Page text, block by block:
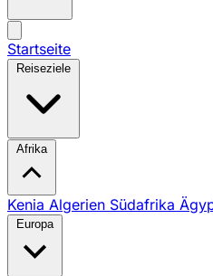
Startseite
Reiseziele
Afrika
Kenia Algerien Südafrika
Europa